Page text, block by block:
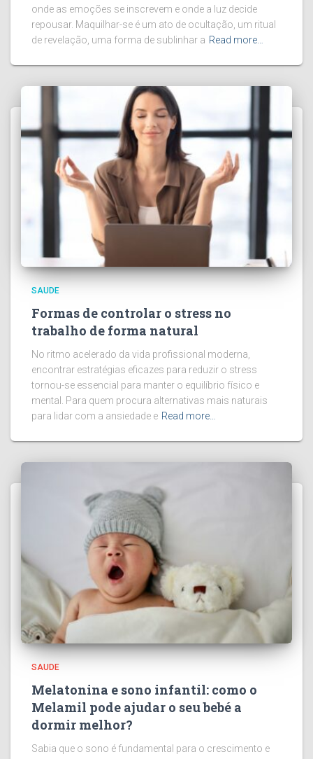
onde as emoções se inscrevem e onde a luz decide
repousar. Maquilhar-se é um ato de ocultação, um ritual
de revelação, uma forma de sublinhar a Read more…
SAUDE
Formas de controlar o stress no
trabalho de forma natural
No ritmo acelerado da vida profissional moderna,
encontrar estratégias eficazes para reduzir o stress
tornou-se essencial para manter o equilíbrio físico e
mental. Para quem procura alternativas mais naturais
para lidar com a ansiedade e Read more…
SAUDE
Melatonina e sono infantil: como o
Melamil pode ajudar o seu bebé a
dormir melhor?
Sabia que o sono é fundamental para o crescimento e